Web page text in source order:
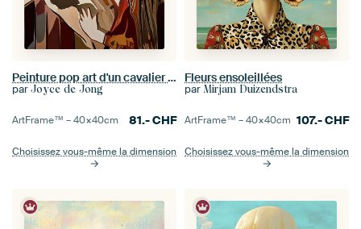
Peinture pop art d'un cavalier avec son cheval
par Joyce de Jong
ArtFrame™ –40×40cm 81.-CHF
Choisissez vous-même la dimension
Fleurs ensoleillées
par Mirjam Duizendstra
ArtFrame™ –40×40cm 107.-CHF
Choisissez vous-même la dimension